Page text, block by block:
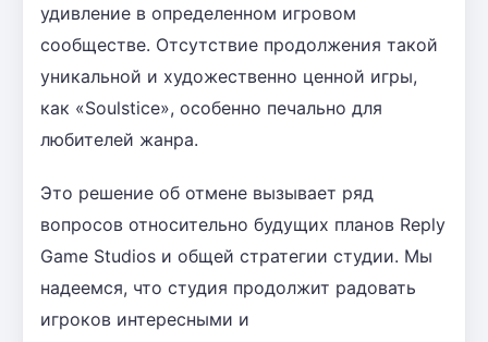
удивление в определенном игровом
сообществе. Отсутствие продолжения такой
уникальной и художественно ценной игры,
как «Soulstice», особенно печально для
любителей жанра.
Это решение об отмене вызывает ряд
вопросов относительно будущих планов Reply
Game Studios и общей стратегии студии. Мы
надеемся, что студия продолжит радовать
игроков интересными и